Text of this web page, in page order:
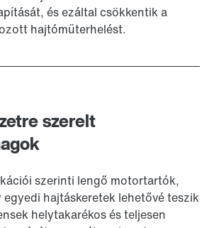
és ezáltal csökkentik a
hajtóműterhelést.
szerelt
szerinti lengő motortartók,
egyedi hajtáskeretek lehetővé teszik
helytakarékos és teljesen